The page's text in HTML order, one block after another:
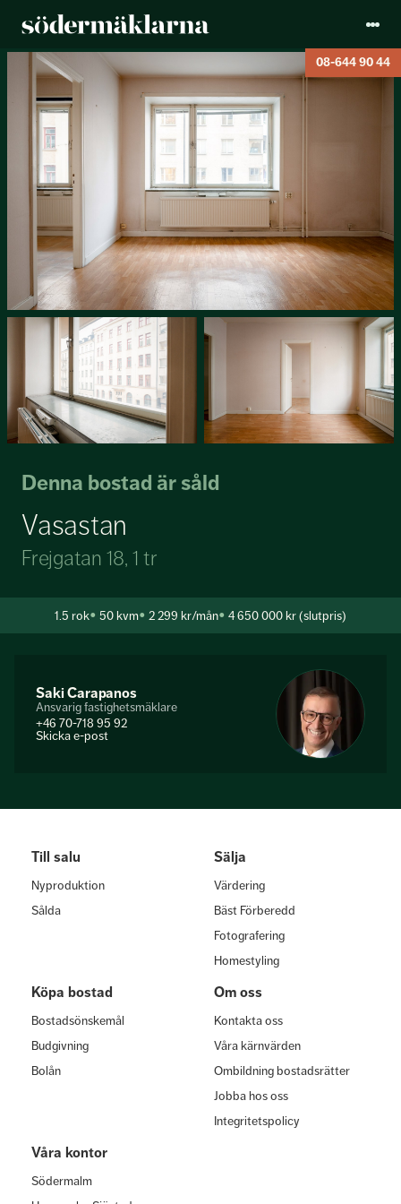
08-644 90 44
Denna bostad är såld
Frejgatan 18, 1 tr
Vasastan
1.5 rok 50 kvm 2 299 kr/mån 4 650 000 kr (slutpris)
Saki Carapanos
Ansvarig fastighetsmäklare
+46 70-718 95 92
Skicka e-post
Till salu
Nyproduktion
Sålda
Sälja
Värdering
Bäst Förberedd
Fotografering
Homestyling
Köpa bostad
Bostadsönskemål
Budgivning
Bolån
Om oss
Kontakta oss
Våra kärnvärden
Ombildning bostadsrätter
Jobba hos oss
Integritetspolicy
Våra kontor
Södermalm